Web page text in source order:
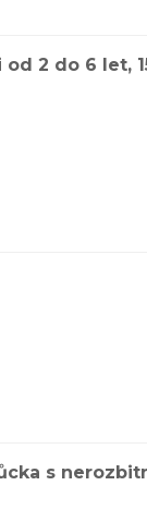
2 do 6 let,
s